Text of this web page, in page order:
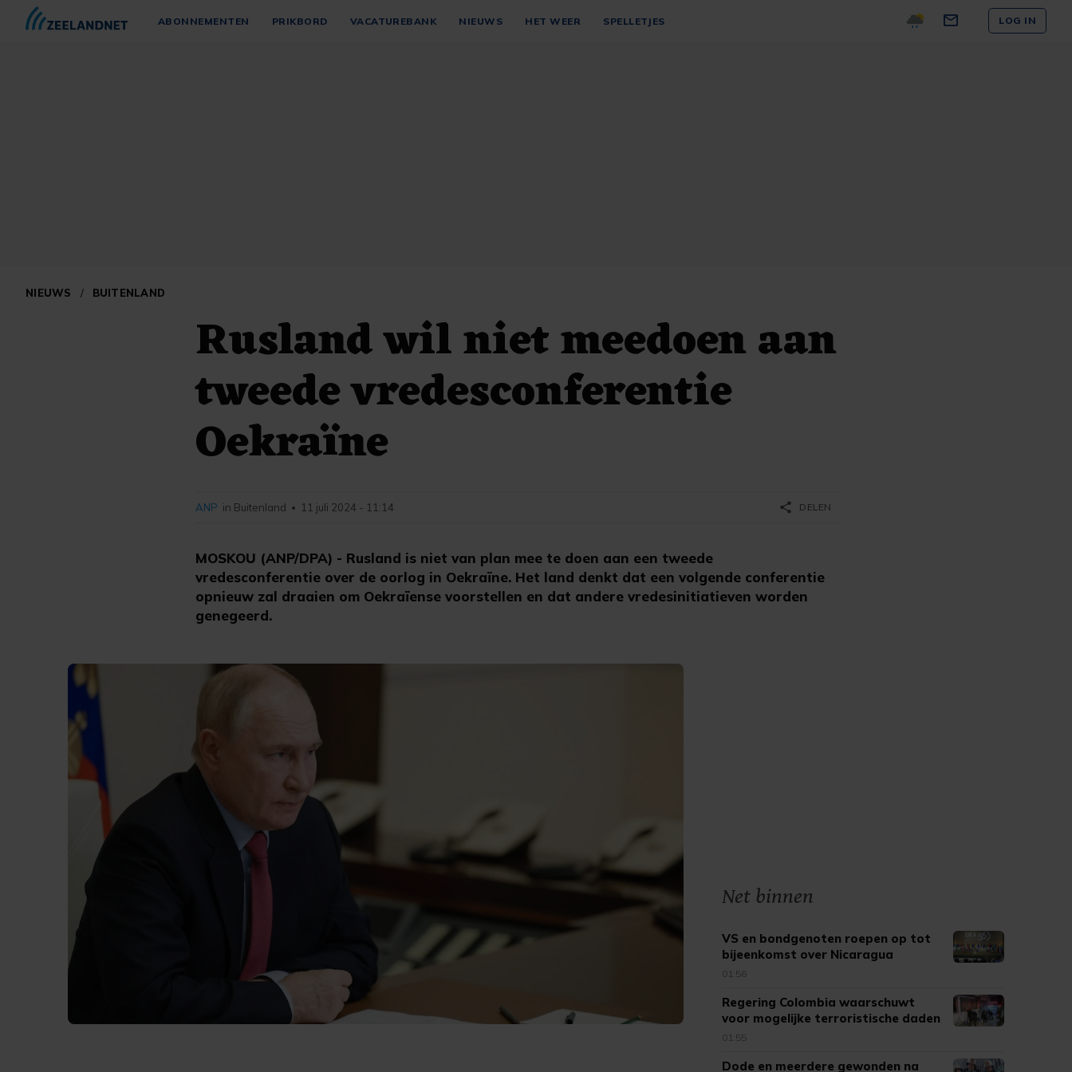
ABONNEMENTEN PRIKBORD VACATUREBANK NIEUWS HET WEER SPELLETJES LOG IN
NIEUWS / BUITENLAND
Rusland wil niet meedoen aan
tweede vredesconferentie
Oekraïne
MOSKOU (ANP/DPA) - Rusland is niet van plan mee te doen aan een tweede
vredesconferentie over de oorlog in Oekraïne. Het land denkt dat een volgende conferentie
opnieuw zal draaien om Oekraïense voorstellen en dat andere vredesinitiatieven worden
genegeerd.
ANP in Buitenland • 11 juli 2024 - 11:14 share DELEN
Net binnen
VS en bondgenoten roepen op tot
bijeenkomst over Nicaragua
01:56
Regering Colombia waarschuwt
voor mogelijke terroristische daden
01:55
Dode en meerdere gewonden na